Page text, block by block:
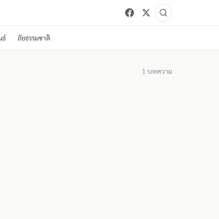
ธ์ ภัยธรรมชาติ
1 บทความ